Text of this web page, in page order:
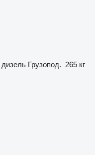
дизель Грузопод. 265 кг